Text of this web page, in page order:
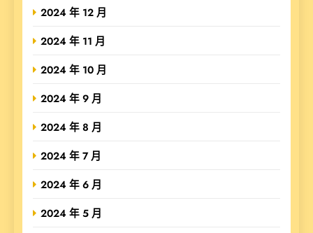
2024 年 12 月
2024 年 11 月
2024 年 10 月
2024 年 9 月
2024 年 8 月
2024 年 7 月
2024 年 6 月
2024 年 5 月